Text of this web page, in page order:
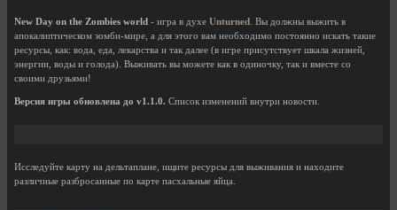
New Day on the Zombies world - игра в духе Unturned
. Вы должны выжить в
апокалиптическом зомби-мире, а для этого вам необходимо постоянно искать такие
ресурсы, как: вода, еда, лекарства и так далее (в игре присутствует шкала жизней,
энергии, воды и голода). Выживать вы можете как в одиночку, так и вместе со
своими друзьями!
Версия игры обновлена до v1.1.0. Список изменений внутри новости.
Исследуйте карту на дельтаплане, ищите ресурсы для выживания и находите
различные разбросанные по карте пасхальные яйца.